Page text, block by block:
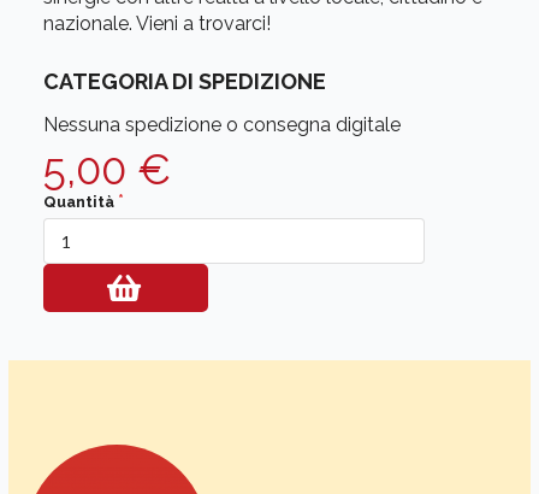
nazionale. Vieni a trovarci!
CATEGORIA DI SPEDIZIONE
Nessuna spedizione o consegna digitale
5,00 €
Quantità